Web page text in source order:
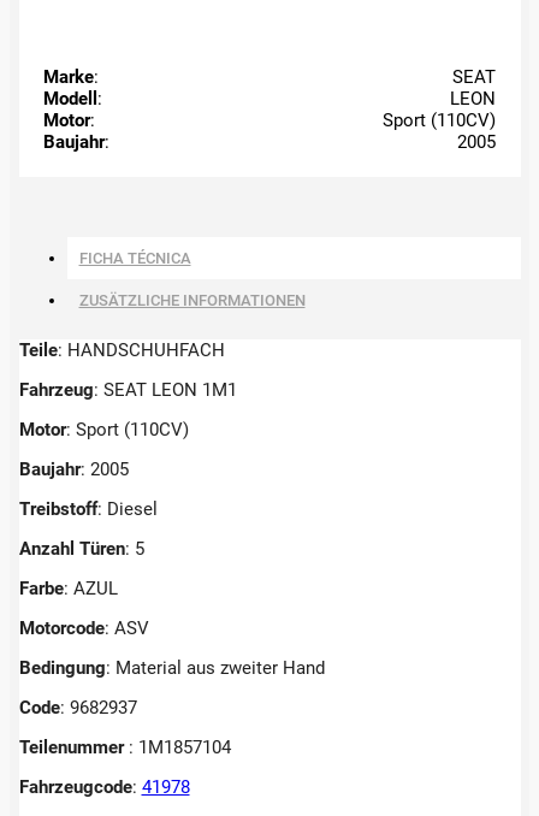
Marke:
SEAT
Modell :
LEON
Motor:
Sport (110CV)
Baujahr: 2005
FICHA TÉCNICA
ZUSÄTZLICHE INFORMATIONEN
Teile: HANDSCHUHFACH
Fahrzeug: SEAT LEON 1M1
Motor: Sport (110CV)
Baujahr: 2005
Treibstoff: Diesel
Anzahl Türen: 5
Farbe: AZUL
Motorcode: ASV
Bedingung: Material aus zweiter Hand
Code: 9682937
Teilenummer : 1M1857104
Fahrzeugcode: 41978